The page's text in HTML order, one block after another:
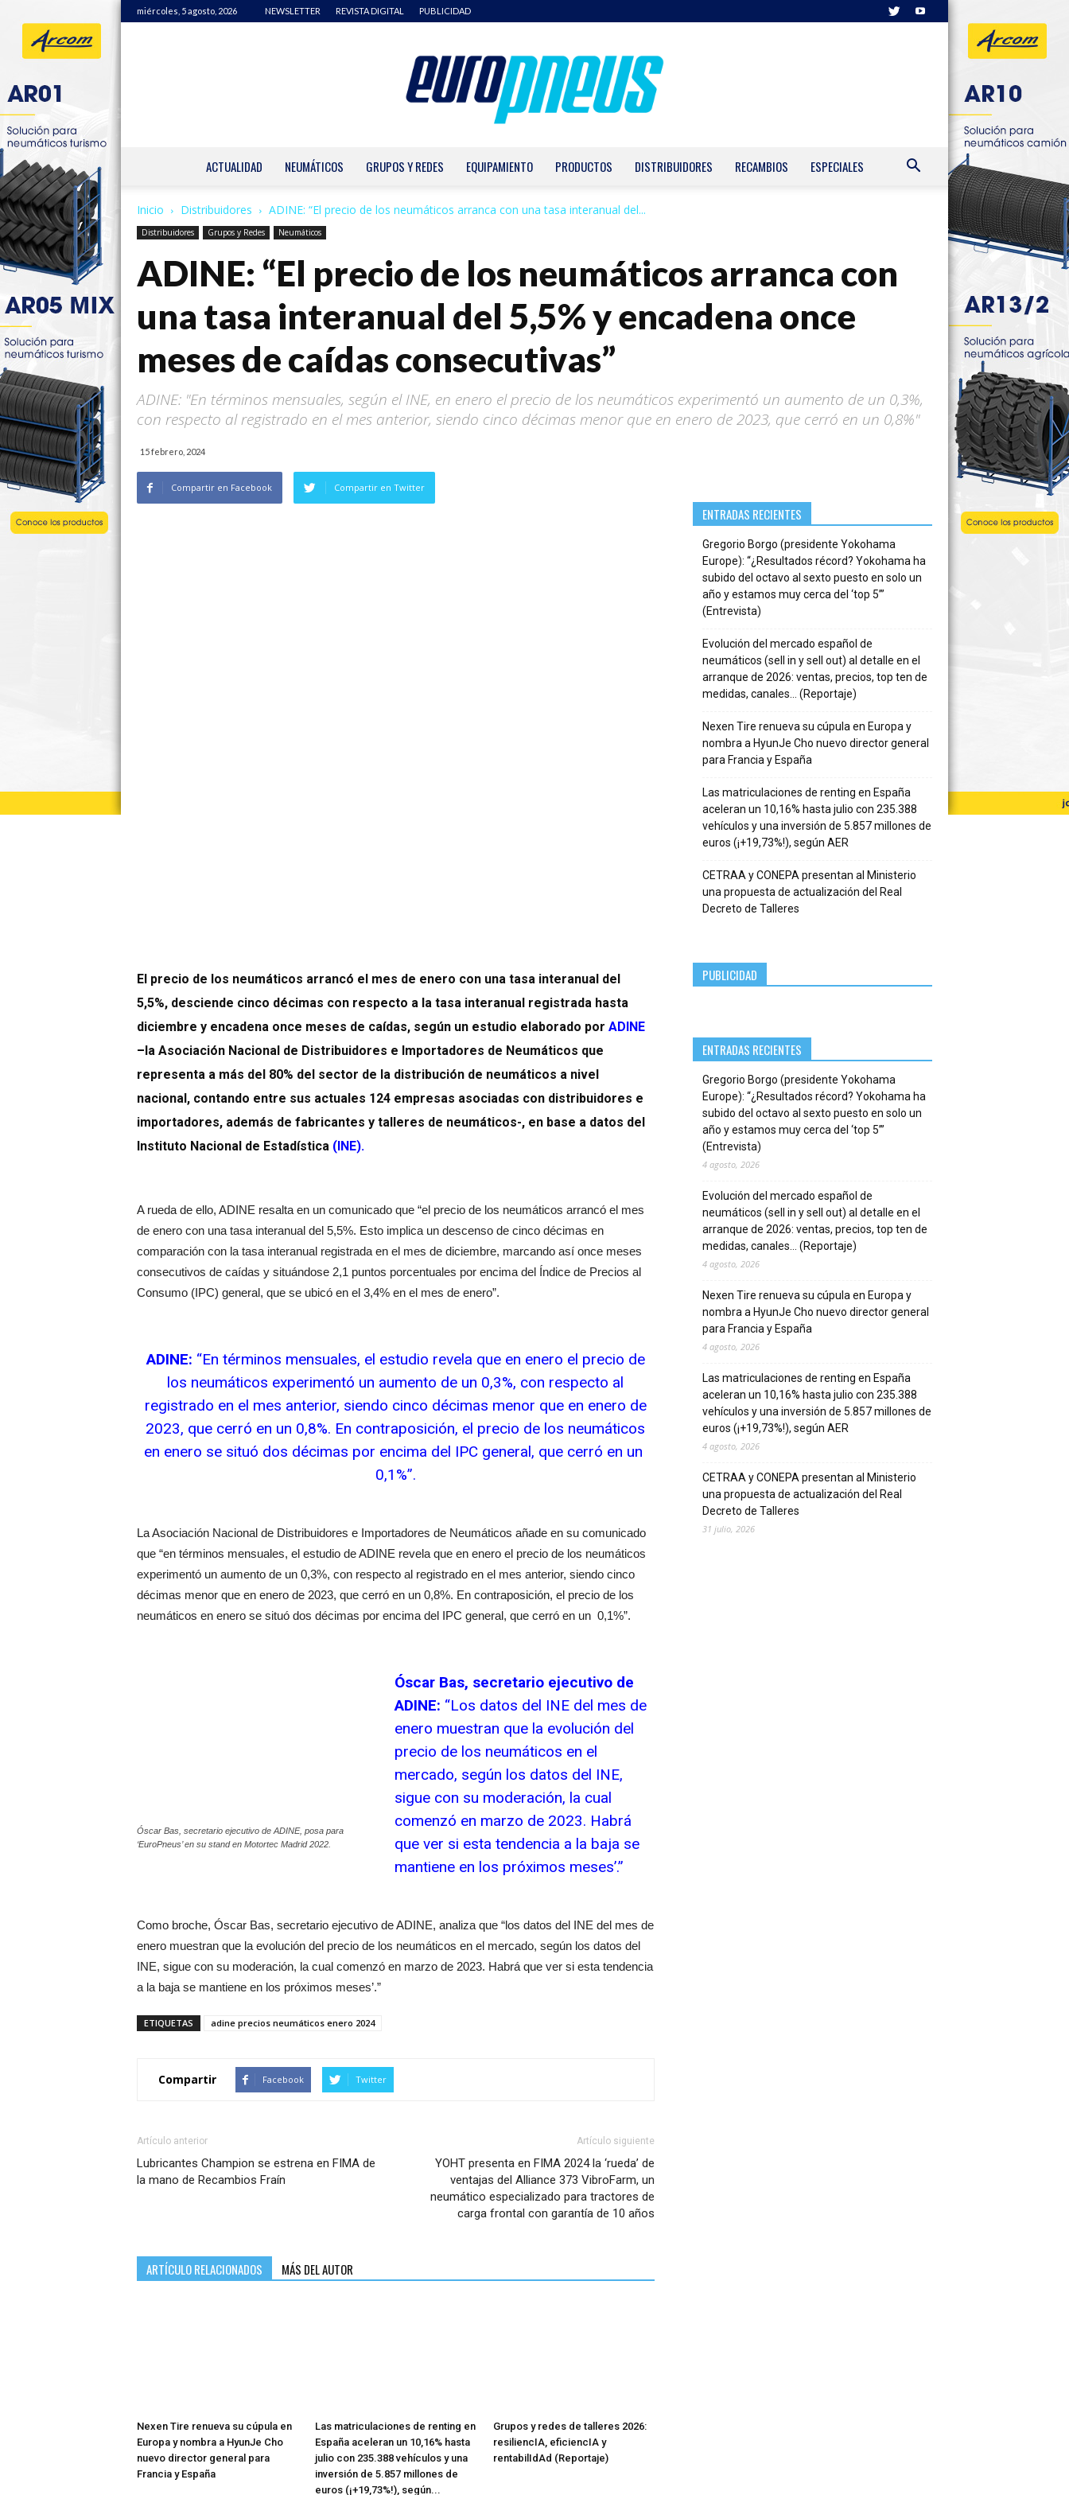
miércoles, 5 agosto, 2026 NEWSLETTER REVISTA DIGITAL PUBLICIDAD
ACTUALIDAD NEUMÁTICOS GRUPOS Y REDES EQUIPAMIENTO PRODUCTOS DISTRIBUIDORES RECAMBIOS ESPECIALES
Inicio Distribuidores ADINE: “El precio de los neumáticos arranca con una tasa interanual del...
Distribuidores Grupos y Redes Neumáticos
ADINE: “El precio de los neumáticos arranca con
una tasa interanual del 5,5% y encadena once
meses de caídas consecutivas”
ADINE: "En términos mensuales, según el INE, en enero el precio de los neumáticos experimentó un aumento de un 0,3%,
con respecto al registrado en el mes anterior, siendo cinco décimas menor que en enero de 2023, que cerró en un 0,8%"
15 febrero, 2024
Compartir en Facebook Compartir en Twitter
El precio de los neumáticos arrancó el mes de enero con una tasa interanual del
5,5%, desciende cinco décimas con respecto a la tasa interanual registrada hasta
diciembre y encadena once meses de caídas, según un estudio elaborado por ADINE
–la Asociación Nacional de Distribuidores e Importadores de Neumáticos que
representa a más del 80% del sector de la distribución de neumáticos a nivel
nacional, contando entre sus actuales 124 empresas asociadas con distribuidores e
importadores, además de fabricantes y talleres de neumáticos-, en base a datos del
Instituto Nacional de Estadística (INE).
A rueda de ello, ADINE resalta en un comunicado que “el precio de los neumáticos arrancó el mes
de enero con una tasa interanual del 5,5%. Esto implica un descenso de cinco décimas en
comparación con la tasa interanual registrada en el mes de diciembre, marcando así once meses
consecutivos de caídas y situándose 2,1 puntos porcentuales por encima del Índice de Precios al
Consumo (IPC) general, que se ubicó en el 3,4% en el mes de enero”.
ADINE: “En términos mensuales, el estudio revela que en enero el precio de
los neumáticos experimentó un aumento de un 0,3%, con respecto al
registrado en el mes anterior, siendo cinco décimas menor que en enero de
2023, que cerró en un 0,8%. En contraposición, el precio de los neumáticos
en enero se situó dos décimas por encima del IPC general, que cerró en un
0,1%”.
La Asociación Nacional de Distribuidores e Importadores de Neumáticos añade en su comunicado
que “en términos mensuales, el estudio de ADINE revela que en enero el precio de los neumáticos
experimentó un aumento de un 0,3%, con respecto al registrado en el mes anterior, siendo cinco
décimas menor que en enero de 2023, que cerró en un 0,8%. En contraposición, el precio de los
neumáticos en enero se situó dos décimas por encima del IPC general, que cerró en un 0,1%”.
Óscar Bas, secretario ejecutivo de ADINE, posa para
‘EuroPneus’ en su stand en Motortec Madrid 2022.
Óscar Bas, secretario ejecutivo de
ADINE: “Los datos del INE del mes de
enero muestran que la evolución del
precio de los neumáticos en el
mercado, según los datos del INE,
sigue con su moderación, la cual
comenzó en marzo de 2023. Habrá
que ver si esta tendencia a la baja se
mantiene en los próximos meses’.”
Como broche, Óscar Bas, secretario ejecutivo de ADINE, analiza que “los datos del INE del mes de
enero muestran que la evolución del precio de los neumáticos en el mercado, según los datos del
INE, sigue con su moderación, la cual comenzó en marzo de 2023. Habrá que ver si esta tendencia
a la baja se mantiene en los próximos meses’.”
ETIQUETAS adine precios neumáticos enero 2024
Compartir Facebook Twitter
Artículo anterior
Lubricantes Champion se estrena en FIMA de
la mano de Recambios Fraín
Artículo siguiente
YOHT presenta en FIMA 2024 la ‘rueda’ de
ventajas del Alliance 373 VibroFarm, un
neumático especializado para tractores de
carga frontal con garantía de 10 años
ARTÍCULO RELACIONADOS MÁS DEL AUTOR
Nexen Tire renueva su cúpula en
Europa y nombra a HyunJe Cho
nuevo director general para
Francia y España
Las matriculaciones de renting en
España aceleran un 10,16% hasta
julio con 235.388 vehículos y una
inversión de 5.857 millones de
euros (¡+19,73%!), según...
Grupos y redes de talleres 2026:
resiliencIA, eficiencIA y
rentabilIdAd (Reportaje)
ENTRADAS RECIENTES
Gregorio Borgo (presidente Yokohama
Europe): “¿Resultados récord? Yokohama ha
subido del octavo al sexto puesto en solo un
año y estamos muy cerca del ‘top 5’”
(Entrevista)
Evolución del mercado español de
neumáticos (sell in y sell out) al detalle en el
arranque de 2026: ventas, precios, top ten de
medidas, canales… (Reportaje)
Nexen Tire renueva su cúpula en Europa y
nombra a HyunJe Cho nuevo director general
para Francia y España
Las matriculaciones de renting en España
aceleran un 10,16% hasta julio con 235.388
vehículos y una inversión de 5.857 millones de
euros (¡+19,73%!), según AER
CETRAA y CONEPA presentan al Ministerio
una propuesta de actualización del Real
Decreto de Talleres
PUBLICIDAD
ENTRADAS RECIENTES
Gregorio Borgo (presidente Yokohama
Europe): “¿Resultados récord? Yokohama ha
subido del octavo al sexto puesto en solo un
año y estamos muy cerca del ‘top 5’”
(Entrevista)
4 agosto, 2026
Evolución del mercado español de
neumáticos (sell in y sell out) al detalle en el
arranque de 2026: ventas, precios, top ten de
medidas, canales… (Reportaje)
4 agosto, 2026
Nexen Tire renueva su cúpula en Europa y
nombra a HyunJe Cho nuevo director general
para Francia y España
4 agosto, 2026
Las matriculaciones de renting en España
aceleran un 10,16% hasta julio con 235.388
vehículos y una inversión de 5.857 millones de
euros (¡+19,73%!), según AER
4 agosto, 2026
CETRAA y CONEPA presentan al Ministerio
una propuesta de actualización del Real
Decreto de Talleres
31 julio, 2026